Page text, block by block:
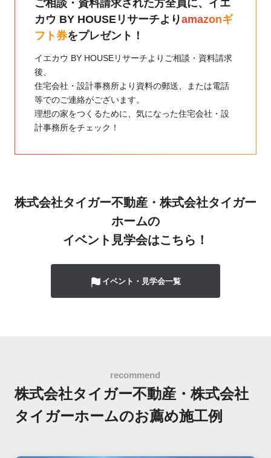
ご相談・資料請求された方全員に、 イエ
カウ BY HOUSEリサーチよりamazonギ
フト券をプレゼント！
イエカウ BY HOUSEリサーチよりご相談・資料請求
後、
住宅会社・設計事務所より資料の郵送、または電話
等でのご連絡がございます。
理想の家をつくるために、気になった住宅会社・設
計事務所をチェック！
株式会社タイガー不動産・株式会社タイガー
ホームの
イベント見学会はこちら！
イベント・見学会一覧
株式会社タイガー不動産・株式会社
タイガーホームのお薦め施工例